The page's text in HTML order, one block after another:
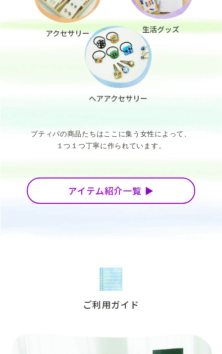
アクセサリー
ヘアアクセサリー
生活グッズ
プティパの商品たちはここに集う女性によって、
１つ１つ丁寧に作られています。
アイテム紹介一覧
ご利用ガイド